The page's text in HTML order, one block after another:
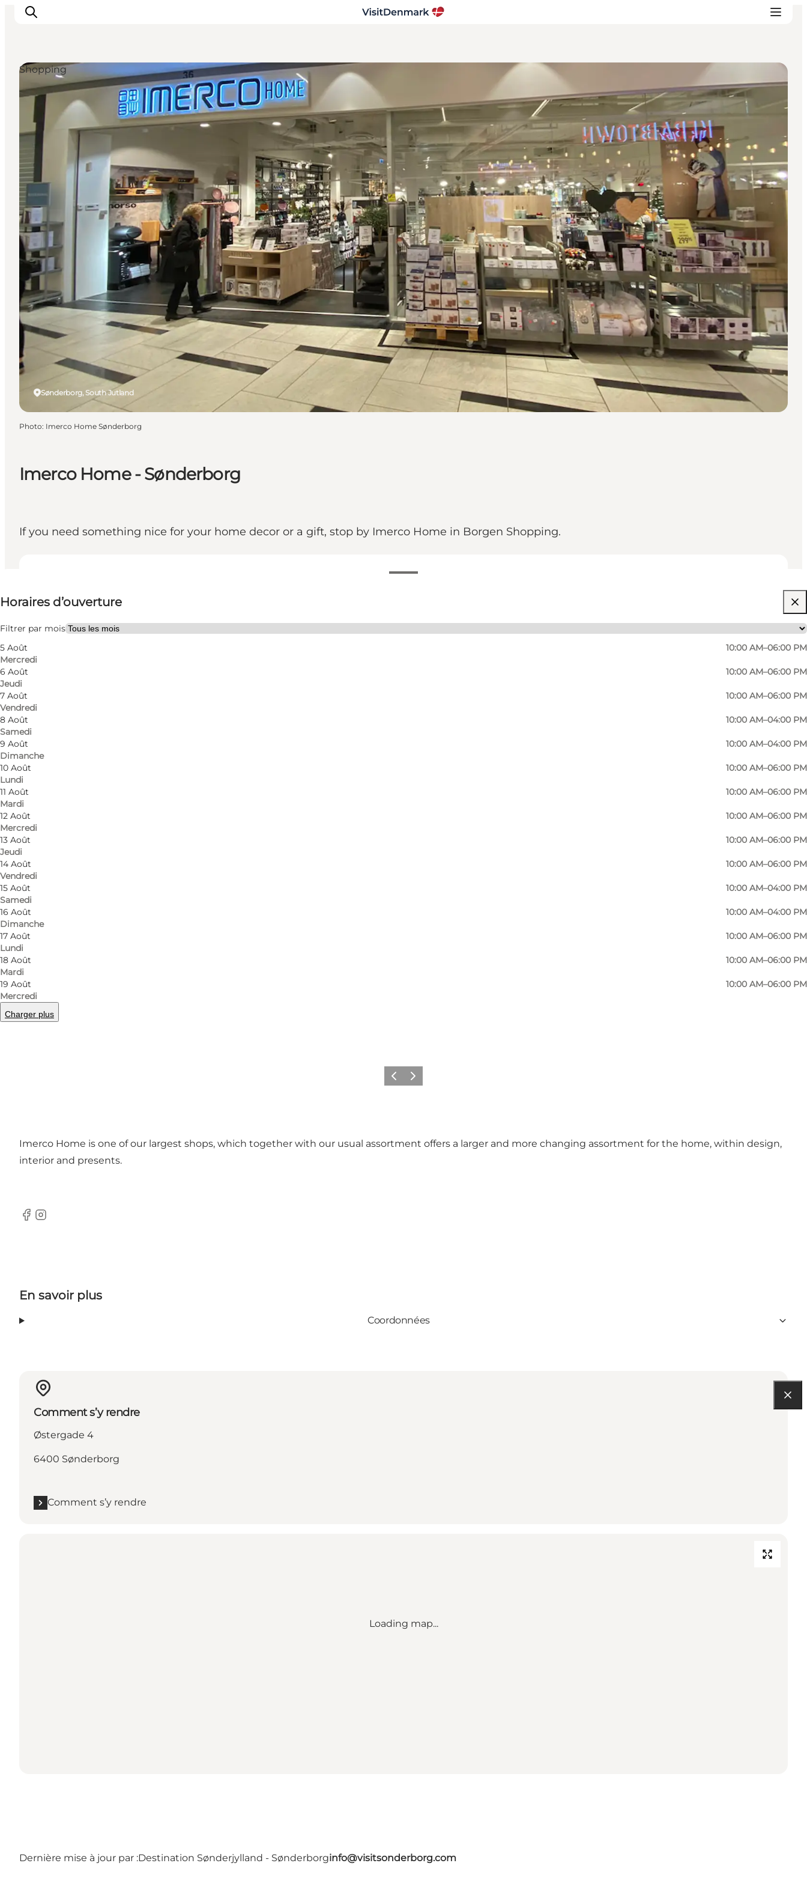
Inspirations
Destinations
Quoi faire
Hébergements
Planifiez votre voyage
Imerco Home - Sønderborg
If you need something nice for your home decor or a gift, stop by Imerco Home in Borgen Shopping.
Horaires d’ouverture
Filtrer par mois
5 Août
Mercredi
10:00 AM–06:00 PM
6 Août
Jeudi
10:00 AM–06:00 PM
7 Août
Vendredi
10:00 AM–06:00 PM
8 Août
Samedi
10:00 AM–04:00 PM
9 Août
Dimanche
10:00 AM–04:00 PM
10 Août
Lundi
10:00 AM–06:00 PM
11 Août
Mardi
10:00 AM–06:00 PM
12 Août
Mercredi
10:00 AM–06:00 PM
13 Août
Jeudi
10:00 AM–06:00 PM
14 Août
Vendredi
10:00 AM–06:00 PM
15 Août
Samedi
10:00 AM–04:00 PM
16 Août
Dimanche
10:00 AM–04:00 PM
17 Août
Lundi
10:00 AM–06:00 PM
18 Août
Mardi
10:00 AM–06:00 PM
19 Août
Mercredi
10:00 AM–06:00 PM
Charger plus
Visiter le site web
Friends, My partner, Myself
Sønderborg, South Jutland
Shopping
Photo: Imerco Home Sønderborg
PrécédentSuivant
Imerco Home is one of our largest shops, which together with our usual assortment offers a larger and more changing assortment for the home, within design,
interior and presents.
facebook
instagram
En savoir plus
Coordonnées
Comment s’y rendre
Østergade 4
6400 Sønderborg
Comment s’y rendre
Loading map...
Dernière mise à jour par :Destination Sønderjylland - Sønderborginfo@visitsonderborg.com